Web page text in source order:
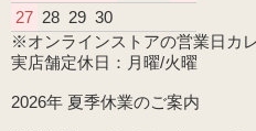
27 28 29 30
※オンラインストアの営業日カ
実店舗定休日：月曜/火曜
2026年 夏季休業のご案内